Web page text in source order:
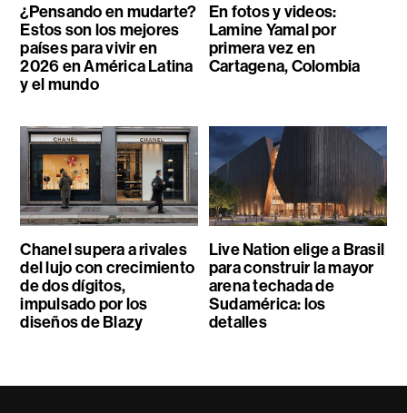
¿Pensando en mudarte?
Estos son los mejores
países para vivir en
2026 en América Latina
y el mundo
En fotos y videos:
Lamine Yamal por
primera vez en
Cartagena, Colombia
Chanel supera a rivales
del lujo con crecimiento
de dos dígitos,
impulsado por los
diseños de Blazy
Live Nation elige a Brasil
para construir la mayor
arena techada de
Sudamérica: los
detalles